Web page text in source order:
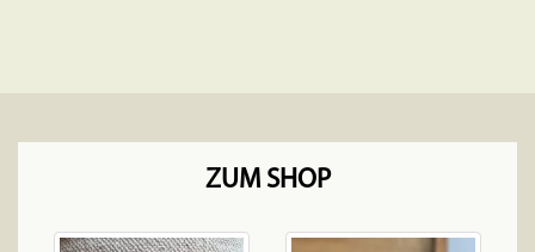
ZUM SHOP